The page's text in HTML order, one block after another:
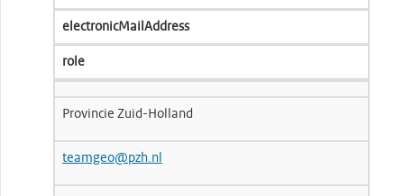
electronicMailAddress
role
Provincie Zuid-Holland
teamgeo@pzh.nl